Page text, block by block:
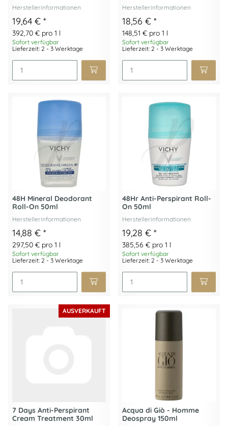
Herstellerinformationen
19,64 € *
392,70 € pro 1 l
Sofort verfügbar
Lieferzeit: 2 - 3 Werktage
Herstellerinformationen
18,56 € *
148,51 € pro 1 l
Sofort verfügbar
Lieferzeit: 2 - 3 Werktage
48H Mineral Deodorant
Roll-On 50ml
Herstellerinformationen
14,88 € *
297,50 € pro 1 l
Sofort verfügbar
Lieferzeit: 2 - 3 Werktage
48Hr Anti-Perspirant Roll-
On 50ml
Herstellerinformationen
19,28 € *
385,56 € pro 1 l
Sofort verfügbar
Lieferzeit: 2 - 3 Werktage
AUSVERKAUFT
7 Days Anti-Perspirant
Cream Treatment 30ml
Acqua di Giò - Homme
Deospray 150ml